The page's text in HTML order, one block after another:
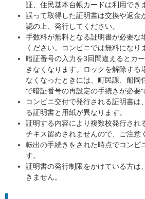
証、住民基本台帳カードは利用でき
誤って取得した証明書は交換や返金
認の上、発行してください。
手数料が無料となる証明書が必要な
ください。コンビニでは無料になり
暗証番号の入力を3回間違えるとカ
きなくなります。ロックを解除する
なくなったときには、町民課、船岡
で暗証番号の再設定の手続きが必要
コンビニ交付で発行される証明書は
る証明書と用紙が異なります。
証明する内容により複数枚発行され
チキス留めされませんので、ご注意
転出の手続きをされた時点でコンビ
す。
証明書の発行制限をかけている方は
きません。